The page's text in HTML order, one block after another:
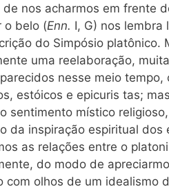
de nos acharmos em frente
o belo (Enn. I, G) nos lembra
do Simpósio platônico.
uma reelaboração,
nesse meio
estóicos e epicuris tas;
sentimento místico
da inspiração espiritual dos
as relações entre o
do modo de
com olhos de um idealismo